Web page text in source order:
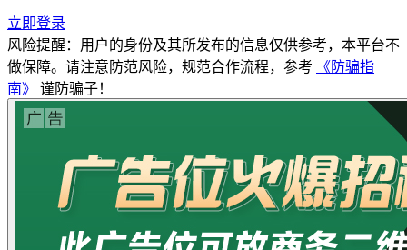
立即登录
风险提醒：用户的身份及其所发布的信息仅供参考，本平台不
做保障。请注意防范风险，规范合作流程，参考
《防骗指
南》
谨防骗子！